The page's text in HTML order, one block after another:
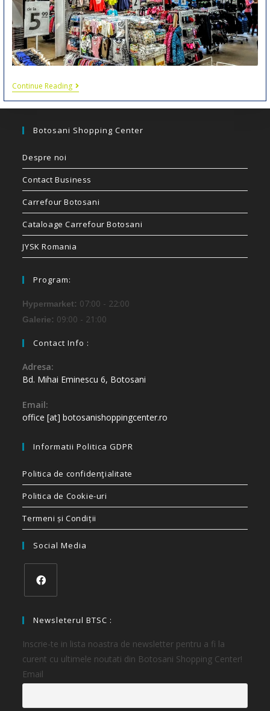
Continue Reading
Botosani Shopping Center
Despre noi
Contact Business
Carrefour Botosani
Cataloage Carrefour Botosani
JYSK Romania
Program:
Hypermarket: 07:00 - 22:00
Galerie: 09:00 - 21:00
Contact Info :
Adresa:
Bd. Mihai Eminescu 6, Botosani
Email:
office [at] botosanishoppingcenter.ro
Informatii Politica GDPR
Politica de confidenţialitate
Politica de Cookie-uri
Termeni și Condiții
Social Media
Newsleterul BTSC :
Inscrie-te in lista noastra de newsletter pentru a fi la
curent cu ultimele noutati din Botosani Shopping Center!
Email